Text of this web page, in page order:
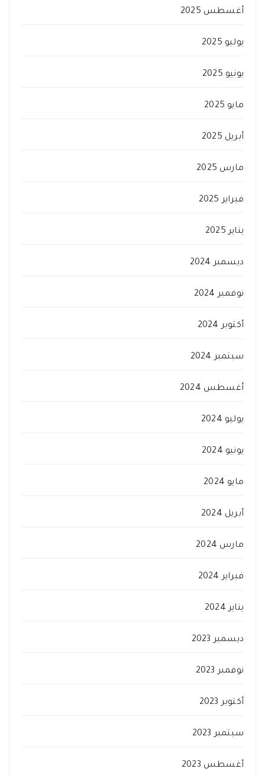
أغسطس 2025
يوليو 2025
يونيو 2025
مايو 2025
أبريل 2025
مارس 2025
فبراير 2025
يناير 2025
ديسمبر 2024
نوفمبر 2024
أكتوبر 2024
سبتمبر 2024
أغسطس 2024
يوليو 2024
يونيو 2024
مايو 2024
أبريل 2024
مارس 2024
فبراير 2024
يناير 2024
ديسمبر 2023
نوفمبر 2023
أكتوبر 2023
سبتمبر 2023
أغسطس 2023